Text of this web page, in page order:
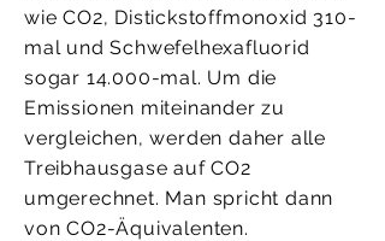
wie CO2, Distickstoffmonoxid 310-
mal und Schwefelhexafluorid
sogar 14.000-mal. Um die
Emissionen miteinander zu
vergleichen, werden daher alle
Treibhausgase auf CO2
umgerechnet. Man spricht dann
von CO2-Äquivalenten.